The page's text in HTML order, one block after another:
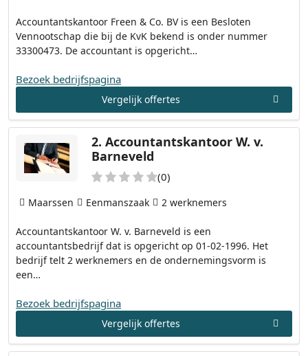
Accountantskantoor Freen & Co. BV is een Besloten
Vennootschap die bij de KvK bekend is onder nummer
33300473. De accountant is opgericht…
Bezoek bedrijfspagina
Vergelijk offertes
2. Accountantskantoor W. v.
Barneveld
(0)
Accountantskantoor W. v. Barneveld is een
accountantsbedrijf dat is opgericht op 01-02-1996. Het
bedrijf telt 2 werknemers en de ondernemingsvorm is
een…
Maarssen Eenmanszaak 2 werknemers
Bezoek bedrijfspagina
Vergelijk offertes